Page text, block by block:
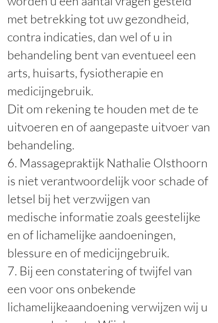
met betrekking tot uw gezondheid,
contra indicaties, dan wel of u in
behandeling bent van eventueel een
arts, huisarts, fysiotherapie en
medicijngebruik.
Dit om rekening te houden met de te
uitvoeren en of aangepaste uitvoer van
behandeling.
6. Massagepraktijk Nathalie Olsthoorn
is niet verantwoordelijk voor schade of
letsel bij het verzwijgen van
medische informatie zoals geestelijke
en of lichamelijke aandoeningen,
blessure en of medicijngebruik.
7. Bij een constatering of twijfel van
een voor ons onbekende
lichamelijkeaandoening verwijzen wij u